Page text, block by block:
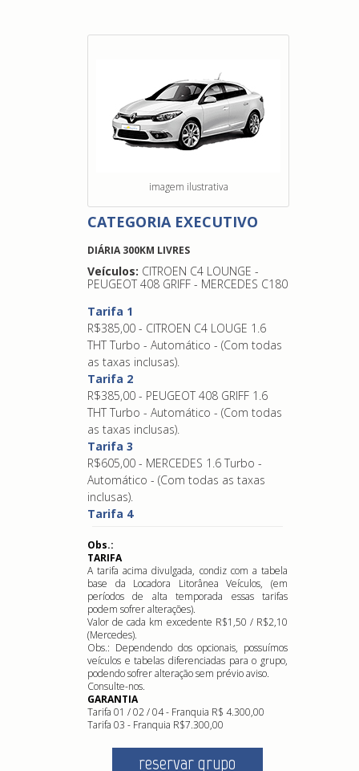
imagem ilustrativa
CATEGORIA EXECUTIVO
DIÁRIA 300KM LIVRES
Veículos: CITROEN C4 LOUNGE -
PEUGEOT 408 GRIFF - MERCEDES C180
Tarifa 1
R$385,00 - CITROEN C4 LOUGE 1.6
THT Turbo - Automático - (Com todas
as taxas inclusas).
Tarifa 2
R$385,00 - PEUGEOT 408 GRIFF 1.6
THT Turbo - Automático - (Com todas
as taxas inclusas).
Tarifa 3
R$605,00 - MERCEDES 1.6 Turbo -
Automático - (Com todas as taxas
inclusas).
Tarifa 4
Obs.:
TARIFA
A tarifa acima divulgada, condiz com a tabela
base da Locadora Litorânea Veículos, (em
períodos de alta temporada essas tarifas
podem sofrer alterações).
Valor de cada km excedente R$1,50 / R$2,10
(Mercedes).
Obs.: Dependendo dos opcionais, possuímos
veículos e tabelas diferenciadas para o grupo,
podendo sofrer alteração sem prévio aviso.
Consulte-nos.
GARANTIA
Tarifa 01 / 02 / 04 - Franquia R$ 4.300,00
Tarifa 03 - Franquia R$7.300,00
reservar grupo